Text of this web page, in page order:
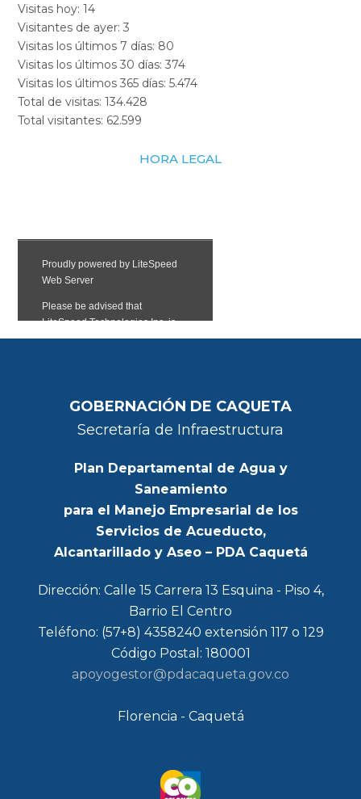
Visitas hoy:14
Visitantes de ayer:3
Visitas los últimos 7 días: 80
Visitas los últimos 30 días:374
Visitas los últimos 365 días:5.474
Total de visitas:134.428
Total visitantes: 62.599
HORA LEGAL
GOBERNACIÓN DE CAQUETA
Secretaría de Infraestructura
Plan Departamental de Agua y
Saneamiento
para el Manejo Empresarial de los
Servicios de Acueducto,
Alcantarillado y Aseo – PDA Caquetá
Dirección: Calle 15 Carrera 13 Esquina - Piso 4,
Barrio El Centro
Teléfono: (57+8) 4358240 extensión 117 o 129
Código Postal: 180001
apoyogestor@pdacaqueta.gov.co
Florencia - Caquetá